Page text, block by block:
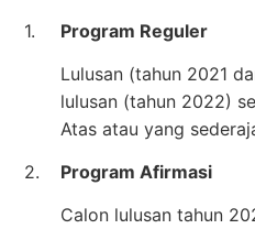
1.
Program Reguler
Lulusan (tahun 2021
lulusan (tahun 2022)
Atas atau yang
2.
Program Afirmasi
Calon lulusan tahun